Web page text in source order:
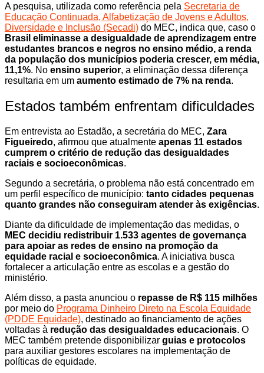
A pesquisa, utilizada como referência pela Secretaria de
Educação Continuada, Alfabetização de Jovens e Adultos,
Diversidade e Inclusão (Secadi) do MEC, indica que, caso o
Brasil eliminasse a desigualdade de aprendizagem entre
estudantes brancos e negros no ensino médio, a renda
da população dos municípios poderia crescer, em média,
11,1%. No ensino superior, a eliminação dessa diferença
resultaria em um aumento estimado de 7% na renda.
Estados também enfrentam dificuldades
Em entrevista ao Estadão, a secretária do MEC, Zara
Figueiredo, afirmou que atualmente apenas 11 estados
cumprem o critério de redução das desigualdades
raciais e socioeconômicas.
Segundo a secretária, o problema não está concentrado em
um perfil específico de município: tanto cidades pequenas
quanto grandes não conseguiram atender às exigências.
Diante da dificuldade de implementação das medidas, o
MEC decidiu redistribuir 1.533 agentes de governança
para apoiar as redes de ensino na promoção da
equidade racial e socioeconômica. A iniciativa busca
fortalecer a articulação entre as escolas e a gestão do
ministério.
Além disso, a pasta anunciou o repasse de R$ 115 milhões
por meio do Programa Dinheiro Direto na Escola Equidade
(PDDE Equidade), destinado ao financiamento de ações
voltadas à redução das desigualdades educacionais. O
MEC também pretende disponibilizar guias e protocolos
para auxiliar gestores escolares na implementação de
políticas de equidade.